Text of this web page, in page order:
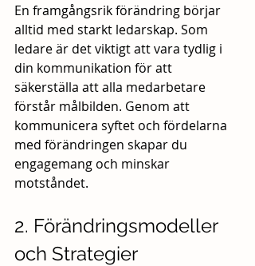
En framgångsrik förändring börjar
alltid med starkt ledarskap. Som
ledare är det viktigt att vara tydlig i
din kommunikation för att
säkerställa att alla medarbetare
förstår målbilden. Genom att
kommunicera syftet och fördelarna
med förändringen skapar du
engagemang och minskar
motståndet.
2. Förändringsmodeller
och Strategier